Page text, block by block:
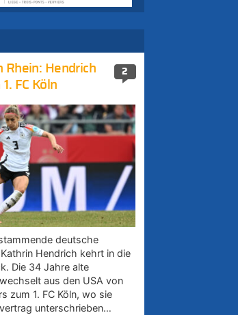
2
Rhein: Hendrich
FC Köln
deutsche
Hendrich kehrt in die
Die 34 Jahre alte
aus den USA von
zum 1. FC Köln, wo sie
unterschrieben…